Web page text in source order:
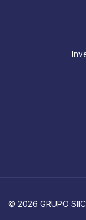
© 2026 GRUPO